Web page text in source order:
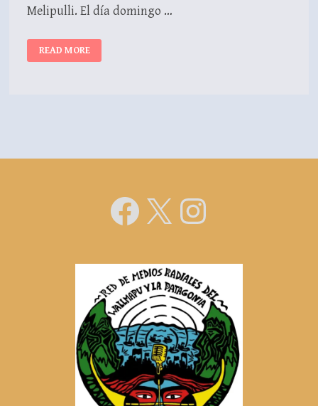
Melipulli. El día domingo …
PEÑA
POR
JOSÉ
READ MORE
Facebook
X Instagram